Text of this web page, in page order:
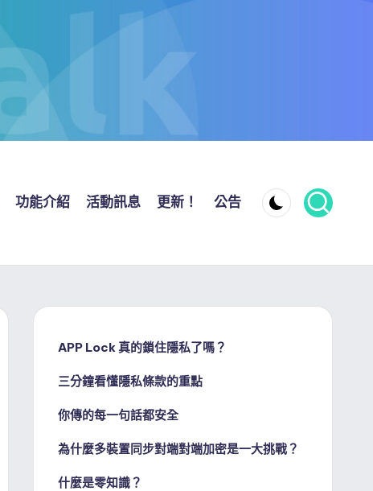
功能介紹 活動訊息 更新！ 公告
APP Lock 真的鎖住隱私了嗎？
三分鐘看懂隱私條款的重點
你傳的每一句話都安全
為什麼多裝置同步對端對端加密是一大挑戰？
什麼是零知識？